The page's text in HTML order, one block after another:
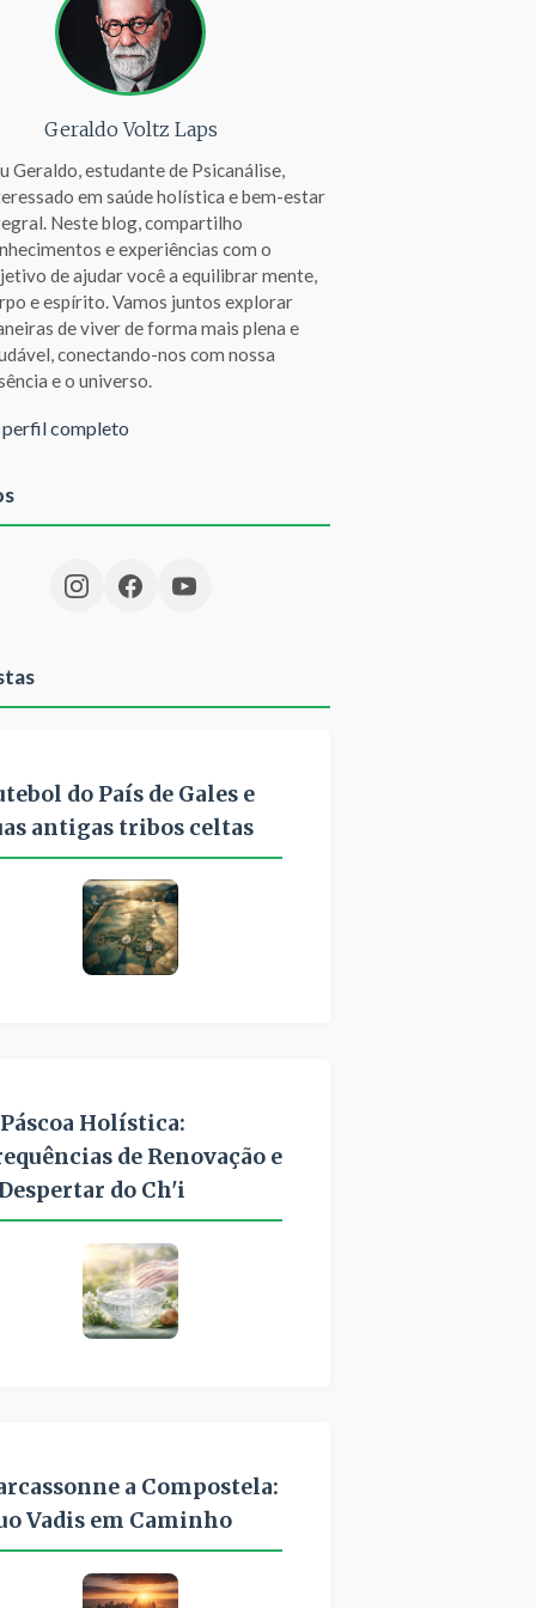
Geraldo Voltz Laps
Geraldo, estudante de Psicanálise,
em saúde holística e bem-estar
Neste blog, compartilho
e experiências com o
de ajudar você a equilibrar mente,
e espírito. Vamos juntos explorar
de viver de forma mais plena e
conectando-nos com nossa
e o universo.
perfil completo
do País de Gales e
antigas tribos celtas
Holística:
de Renovação e
do Ch'i
a Compostela:
Vadis em Caminho